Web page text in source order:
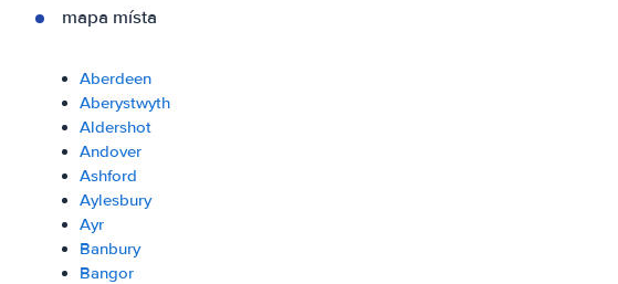
mapa místa
Aberdeen
Aberystwyth
Aldershot
Andover
Ashford
Aylesbury
Ayr
Banbury
Bangor